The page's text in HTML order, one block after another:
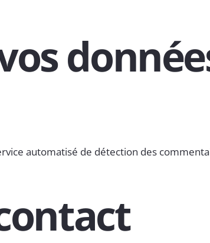
automatisé de détection des